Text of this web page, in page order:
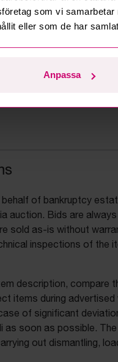
som vi
eller som de har
Anpassa
of bankruptcy
auction. Bids are always
sold as-is without
inspections of the
description, compare
items during advertised
of significant
soon as possible. The
out dismantling,